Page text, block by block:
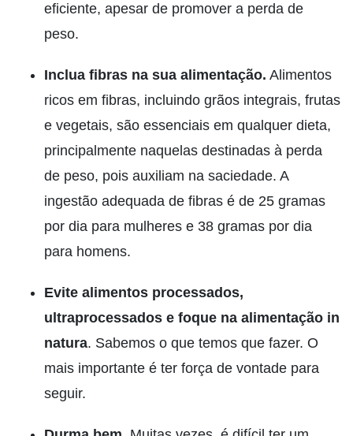
eficiente, apesar de promover a perda de
peso.
Inclua fibras na sua alimentação. Alimentos
ricos em fibras, incluindo grãos integrais, frutas
e vegetais, são essenciais em qualquer dieta,
principalmente naquelas destinadas à perda
de peso, pois auxiliam na saciedade. A
ingestão adequada de fibras é de 25 gramas
por dia para mulheres e 38 gramas por dia
para homens.
Evite alimentos processados,
ultraprocessados e foque na alimentação in
natura. Sabemos o que temos que fazer. O
mais importante é ter força de vontade para
seguir.